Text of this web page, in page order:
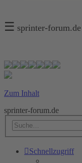
☰ sprinter-forum.de
Zum Inhalt
sprinter-forum.de
Schnellzugriff